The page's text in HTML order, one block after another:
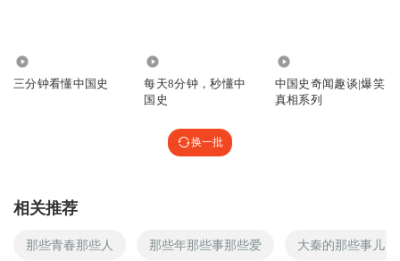
回复 2025-01-08 7
心外無物1167
演播的不错，就是有错别字
三分钟看懂中国史
每天8分钟，秒懂中
国史
中国史奇闻趣谈|爆笑
真相系列
换一批
相关推荐
那些青春那些人 那些年那些事那些爱 大秦的那些事儿